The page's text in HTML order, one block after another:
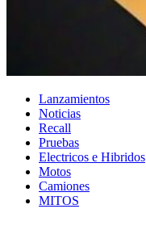
Lanzamientos
Noticias
Recall
Pruebas
Electricos e Hibridos
Motos
Camiones
MITOS